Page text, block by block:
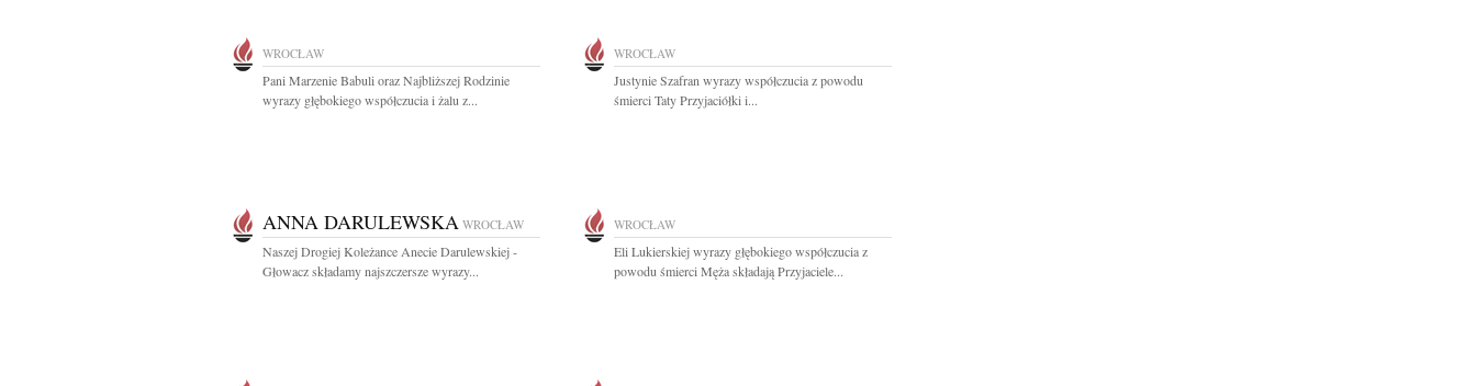
WROCŁAW
Pani Marzenie Babuli oraz Najbliższej Rodzinie
wyrazy głębokiego współczucia i żalu z...
WROCŁAW
Justynie Szafran wyrazy współczucia z powodu
śmierci Taty Przyjaciółki i...
ANNA DARULEWSKA WROCŁAW
Naszej Drogiej Koleżance Anecie Darulewskiej -
Głowacz składamy najszczersze wyrazy...
WROCŁAW
Eli Lukierskiej wyrazy głębokiego współczucia z
powodu śmierci Męża składają Przyjaciele...